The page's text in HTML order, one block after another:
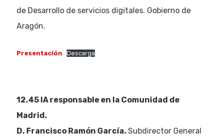
de Desarrollo de servicios digitales. Gobierno de
Aragón.
Presentación Descarga
12.45 IA responsable en la Comunidad de
Madrid.
D. Francisco Ramón García. Subdirector General